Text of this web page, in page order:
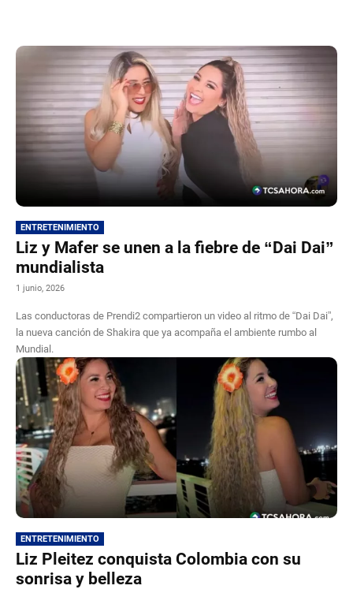
ENTRETENIMIENTO
Liz y Mafer se unen a la fiebre de “Dai Dai”
mundialista
1 junio, 2026
Las conductoras de Prendi2 compartieron un video al ritmo de “Dai Dai”,
la nueva canción de Shakira que ya acompaña el ambiente rumbo al
Mundial.
ENTRETENIMIENTO
Liz Pleitez conquista Colombia con su
sonrisa y belleza